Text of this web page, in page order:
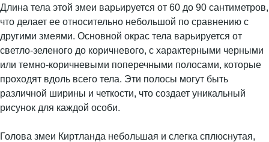
Длина тела этой змеи варьируется от 60 до 90 сантиметров,
что делает ее относительно небольшой по сравнению с
другими змеями. Основной окрас тела варьируется от
светло-зеленого до коричневого, с характерными черными
или темно-коричневыми поперечными полосами, которые
проходят вдоль всего тела. Эти полосы могут быть
различной ширины и четкости, что создает уникальный
рисунок для каждой особи.
Голова змеи Киртланда небольшая и слегка сплюснутая,